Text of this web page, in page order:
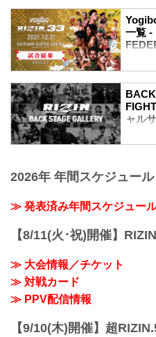
扇久保
朝倉海
第15試
矢地祐
ホベ
矢地祐
第14
朝倉未
斎藤裕
第13
パク・
第11
一覧 -
第16
博正
Full
（
≫ 試合
ルト・
ャル
イジ
いきま
2026年 年間スケジュール
≫ 発表済み年間スケジュー
【8/11(火･祝)開催】
≫ 大会情報／チケット
≫ 対戦カード
≫ PPV配信情報
【9/10(木)開催】超